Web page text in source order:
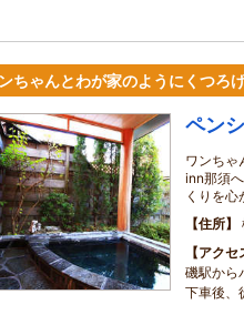
ちゃんとわが家のようにくつろ
ペン
ワンちゃ
inn那須
くりを心
住所
アクセ
磯駅から
下車後、